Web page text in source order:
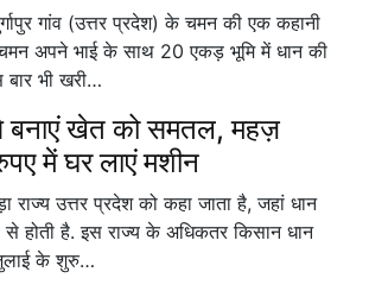
गांव (उत्तर प्रदेश) के चमन की एक कहानी
अपने भाई के साथ 20 एकड़ भूमि में धान की
भी खरी…
बनाएं खेत को समतल, महज़
में घर लाएं मशीन
राज्य उत्तर प्रदेश को कहा जाता है, जहां धान
होती है. इस राज्य के अधिकतर किसान धान
के शुरु…